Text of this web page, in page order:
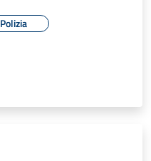
Polizia